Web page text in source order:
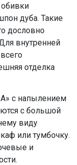
дуба. Такие
дословно
внутренней
отделка
с напылением
с большой
виду
или тумбочку.
и